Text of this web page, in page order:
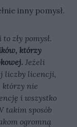
inny pomysł.
zły pomysł.
którzy
Jeżeli
liczby licencji,
którzy nie
i wszystko
takim sposób
ogromną